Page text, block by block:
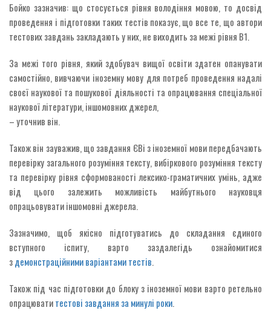
Бойко зазначив: що стосується рівня володіння мовою, то досвід
проведення і підготовки таких тестів показує, що все те, що автори
тестових завдань закладають у них, не виходить за межі рівня В1.
За межі того рівня, який здобувач вищої освіти здатен опанувати
самостійно, вивчаючи іноземну мову для потреб проведення надалі
своєї наукової та пошукової діяльності та опрацювання спеціальної
наукової літератури, іншомовних джерел,
– уточнив він.
Також він зауважив, що завдання ЄВі з іноземної мови передбачають
перевірку загального розуміння тексту, вибіркового розуміння тексту
та перевірку рівня сформованості лексико-граматичних умінь, адже
від цього залежить можливість майбутнього науковця
опрацьовувати іншомовні джерела.
Зазначимо, щоб якісно підготуватись до складання єдиного
вступного іспиту, варто заздалегідь ознайомитися
здемонстраційними варіантами тестів.
Також під час підготовки до блоку з іноземної мови варто ретельно
опрацюватитестові завдання за минулі роки.